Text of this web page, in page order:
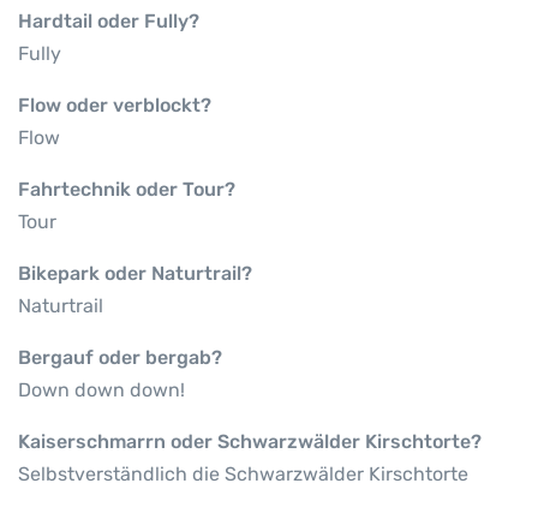
Hardtail oder Fully?
Fully
Flow oder verblockt?
Flow
Fahrtechnik oder Tour?
Tour
Bikepark oder Naturtrail?
Naturtrail
Bergauf oder bergab?
Down down down!
Kaiserschmarrn oder Schwarzwälder Kirschtorte?
Selbstverständlich die Schwarzwälder Kirschtorte